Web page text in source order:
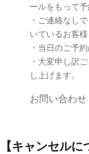
ールをもって予
・ご連絡なし
いているお客
・当日のご予
・大変申し訳
し上げます。
お問い合わせ
【キャンセルに